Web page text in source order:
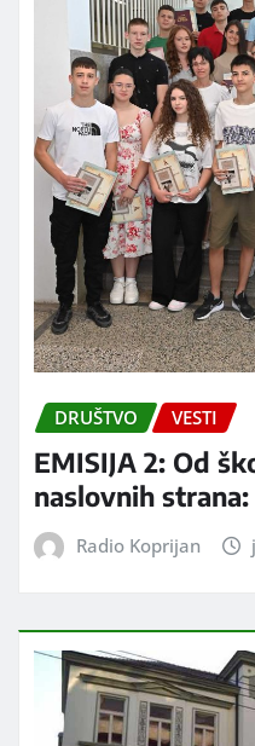
DRUŠTVO VESTI
EMISIJA 2: Od
naslovnih
Radio Koprijan